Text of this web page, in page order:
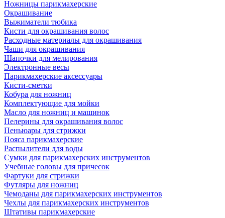
Ножницы парикмахерские
Окрашивание
Выжиматели тюбика
Кисти для окрашивания волос
Расходные материалы для окрашивания
Чаши для окрашивания
Шапочки для мелирования
Электронные весы
Парикмахерские аксессуары
Кисти-сметки
Кобура для ножниц
Комплектующие для мойки
Масло для ножниц и машинок
Пелерины для окрашивания волос
Пеньюары для стрижки
Пояса парикмахерские
Распылители для воды
Сумки для парикмахерских инструментов
Учебные головы для причесок
Фартуки для стрижки
Футляры для ножниц
Чемоданы для парикмахерских инструментов
Чехлы для парикмахерских инструментов
Штативы парикмахерские